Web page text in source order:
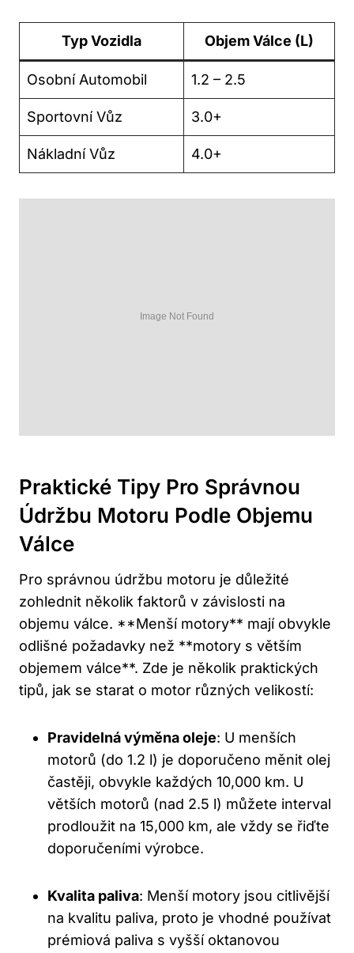
Typ Vozidla Objem Válce (L)
Osobní Automobil 1.2 – 2.5
Sportovní Vůz 3.0+
Nákladní Vůz 4.0+
Praktické ‍tipy Pro Správnou
Údržbu Motoru Podle Objemu
Válce
Pro správnou údržbu motoru je ​důležité
zohlednit několik faktorů⁣ v závislosti na
objemu válce. **Menší motory** ‌mají obvykle
odlišné požadavky než **motory s větším
objemem válce**. Zde je několik praktických​
tipů, jak se starat o motor​ různých velikostí:
Pravidelná⁢ výměna oleje:‌ U menších
motorů (do 1.2 l) je doporučeno měnit olej
častěji, obvykle⁢ každých 10,000 ⁢km. U
větších motorů (nad 2.5 l) můžete interval
prodloužit na ⁣15,000 km, ale⁢ vždy se řiďte
doporučeními výrobce.
Kvalita ⁢paliva: Menší motory jsou citlivější
na kvalitu paliva, proto je⁢ vhodné používat
prémiová paliva s vyšší oktanovou